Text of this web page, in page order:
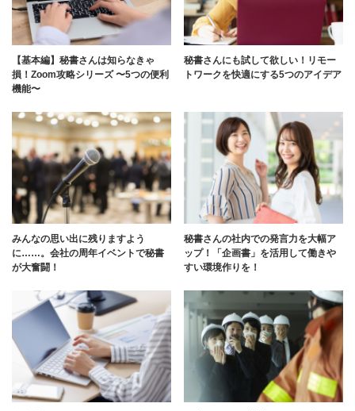
【基本編】秘書さんは知らなきゃ
損！Zoom攻略シリーズ 〜5つの便利
機能〜
秘書さんにも試して欲しい！リモー
トワークを快適にする5つのアイデア
みんなの思い出に残りますよう
に……。会社の周年イベントで秘書
が大奮闘！
秘書さんの社内での発言力を大幅ア
ップ！「企画書」を活用して働きや
すい環境作りを！